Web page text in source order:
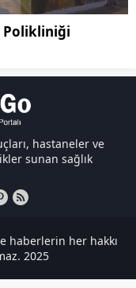
Polikliniği
hastaneler ve
sunan sağlık
haberlerin her hakkı
2025